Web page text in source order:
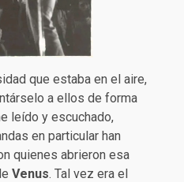
que estaba en el aire,
a ellos de forma
leído y escuchado,
en particular han
quienes abrieron esa
Venus. Tal vez era el